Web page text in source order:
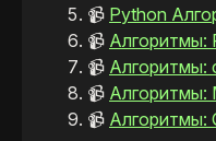
📹 Python
📹 Алгоритмы:
📹 Алгоритмы:
📹 Алгоритмы:
📹 Алгоритмы: